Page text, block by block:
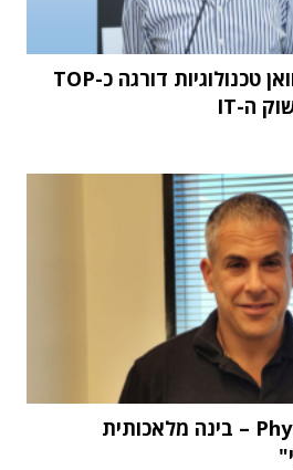
מחקר STKI השנתי: וואן טכנולוגיות דורגה כ-TOP
"העתיד הוא Physical AI – בינה מלאכותית